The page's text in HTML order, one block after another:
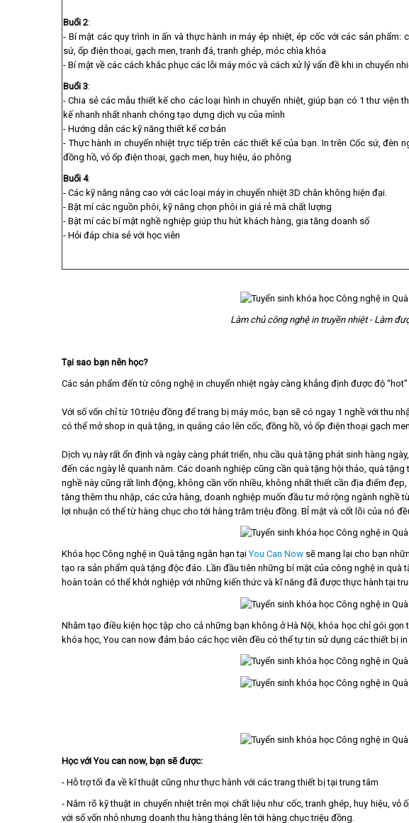
Buổi 2:
- Bí mật các quy trình in ấn và thực hành in máy ép nhiệt, ép cốc với các sản phẩm:
sứ, ốp điện thoại, gạch men, tranh đá, tranh ghép, móc chìa khóa
- Bí mật về các cách khắc phục các lỗi máy móc và cách xử lý vấn đề khi in chuyển
Buổi 3:
- Chia sẻ các mẫu thiết kế cho các loại hình in chuyển nhiệt, giúp bạn có 1 thư viện
kế nhanh nhất nhanh chóng tạo dựng dịch vụ của mình
- Hướng dẫn các kỹ năng thiết kế cơ bản
- Thực hành in chuyển nhiệt trực tiếp trên các thiết kế của bạn. In trên Cốc sứ, đèn
đồng hồ, vỏ ốp điện thoại, gạch men, huy hiệu, áo phông
Buổi 4:
- Các kỹ năng nâng cao với các loại máy in chuyển nhiệt 3D chân không hiện đại.
- Bật mí các nguồn phôi, kỹ năng chọn phôi in giá rẻ mà chất lượng
- Bật mí các bí mật nghề nghiệp giúp thu hút khách hàng, gia tăng doanh số
- Hỏi đáp chia sẻ với học viên
Làm chủ công nghệ in truyền nhiệt - Làm
Tại sao bạn nên học?
Các sản phẩm đến từ công nghệ in chuyển nhiệt ngày càng khẳng định được độ
Với số vốn chỉ từ 10 triệu đồng để trang bị máy móc, bạn sẽ có ngay 1 nghề với thu
có thể mở shop in quà tặng, in quảng cáo lên cốc, đồng hồ, vỏ ốp điện thoại gạch
Dịch vụ này rất ổn định và ngày càng phát triển, nhu cầu quà tặng phát sinh hàng
đến các ngày lễ quanh năm. Các doanh nghiệp cũng cần quà tặng hội thảo, quà
nghề này cũng rất linh động, không cần vốn nhiều, không nhất thiết cần địa điểm
tăng thêm thu nhập, các cửa hàng, doanh nghiệp muốn đầu tư mở rộng ngành nghề
lợi nhuận có thể từ hàng chục cho tới hàng trăm triệu đồng. BÍ mật và cốt lõi của nó
Khóa học Công nghệ in Quà tặng ngắn hạn tạiYou Can Now sẽ mang lại cho bạn
tạo ra sản phẩm quà tặng độc đáo. Lần đầu tiên những bí mật của công nghệ in
hoàn toàn có thể khởi nghiệp với những kiến thức và kĩ năng đã được thực hành tại
Nhằm tạo điều kiện học tập cho cả những bạn không ở Hà Nội, khóa học chỉ gói gọn
khóa học, You can now đảm bảo các học viên đều có thể tự tin sử dụng các thiết bị in
Học với You can now, bạn sẽ được:
- Hỗ trợ tối đa về kĩ thuật cũng như thực hành với các trang thiết bị tại trung tâm
- Nắm rõ kỹ thuật in chuyển nhiệt trên mọi chất liệu như cốc, tranh ghép, huy hiệu,
với số vốn nhỏ nhưng doanh thu hàng tháng lên tới hàng chục triệu đồng.